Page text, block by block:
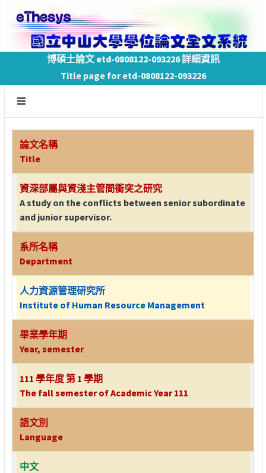
博碩士論文 etd-0808122-093226 詳細資訊
Title page for etd-0808122-093226
論文名稱
Title
資深部屬與資淺主管間衝突之研究
A study on the conflicts between senior subordinate
and junior supervisor.
系所名稱
Department
人力資源管理研究所
Institute of Human Resource Management
畢業學年期
Year, semester
111 學年度 第 1 學期
The fall semester of Academic Year 111
語文別
Language
中文